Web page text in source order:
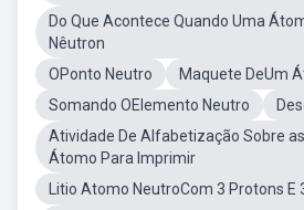
Do Que Acontece Quando Uma
Nêutron
OPonto Neutro
Maquete DeUm
Somando OElemento Neutro
Atividade De Alfabetização Sobre
Átomo Para Imprimir
Litio Atomo NeutroCom 3 Protons E